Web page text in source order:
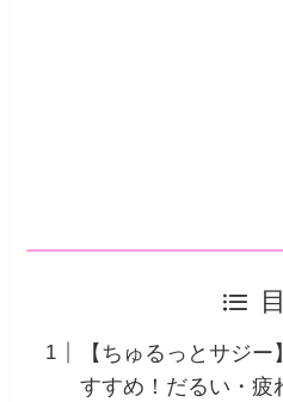
【ちゅるっとサジ
すすめ！だるい・疲